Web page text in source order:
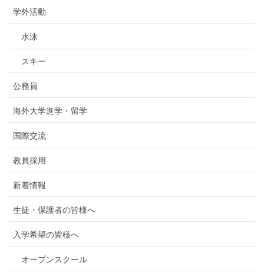
学外活動
水泳
スキー
公務員
海外大学進学・留学
国際交流
教員採用
新着情報
生徒・保護者の皆様へ
入学希望の皆様へ
オープンスクール